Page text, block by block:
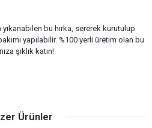
bu hırka, sererek kurutulup
yapılabilir. %100 yerli üretim olan bu
şıklık katın!
Ürünler